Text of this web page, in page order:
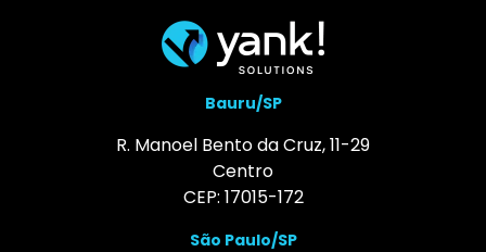
Bauru/SP
R. Manoel Bento da Cruz, 11-29
Centro
CEP: 17015-172
São Paulo/SP